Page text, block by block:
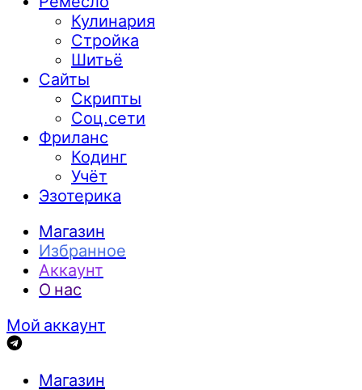
Кулинария
Стройка
Шитьё
Сайты
Скрипты
Соц.сети
Фриланс
Кодинг
Учёт
Эзотерика
Магазин
Избранное
Аккаунт
О нас
Мой аккаунт
Магазин